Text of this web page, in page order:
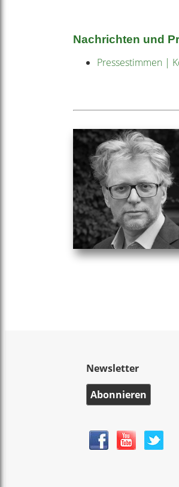
Nachrichten und
Pressestimmen |
Newsletter
Abonnieren